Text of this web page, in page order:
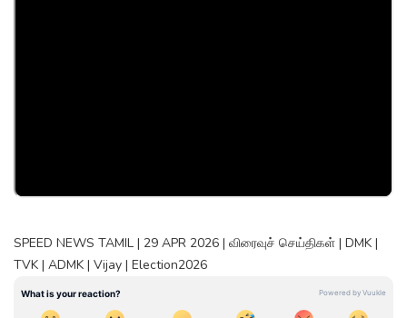
SPEED NEWS TAMIL | 29 APR 2026 | விரைவுச் செய்திகள் | DMK |
TVK | ADMK | Vijay | Election2026